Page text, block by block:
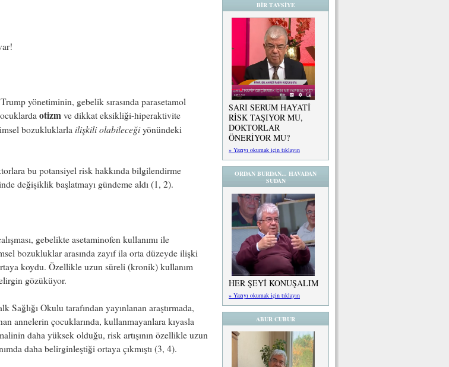
yönetiminin, gebelik sırasında parasetamol
otizm ve dikkat eksikliği-hiperaktivite
bozukluklarla ilişkili olabileceğiyönündeki
bu potansiyel risk hakkında bilgilendirme
değişiklik başlatmayı gündeme aldı (1, 2).
gebelikte asetaminofen kullanımı ile
bozukluklar arasında zayıf ila orta düzeyde ilişki
koydu. Özellikle uzun süreli (kronik) kullanım
gözüküyor.
Sağlığı Okulu tarafından yayınlanan araştırmada,
annelerin çocuklarında, kullanmayanlara kıyasla
daha yüksek olduğu, risk artışının özellikle uzun
daha belirginleştiği ortaya çıkmıştı (3, 4).
BİR TAVSİYE
SARI SERUM HAYATİ
RİSK TAŞIYOR MU,
DOKTORLAR
ÖNERİYOR MU?
» Yazıyı okumak için tıklayın
ORDAN BURDAN... HAVADAN
SUDAN
HER ŞEYİ KONUŞALIM
» Yazıyı okumak için tıklayın
ABUR CUBUR